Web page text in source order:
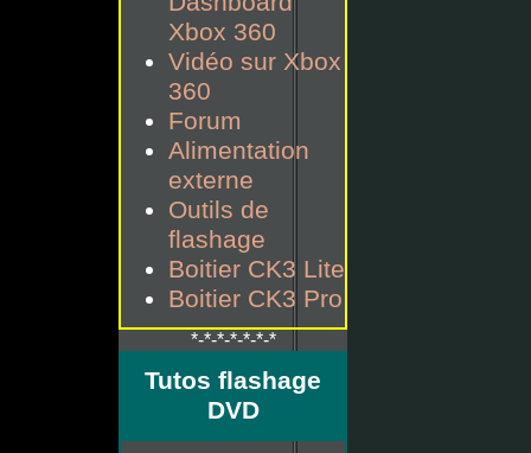
Xbox 360
Vidéo sur Xbox
360
Forum
Alimentation
externe
Outils de
flashage
Boitier CK3 Lite
Boitier CK3 Pro
*-*-*-*-*-*-*
Tutos flashage
DVD